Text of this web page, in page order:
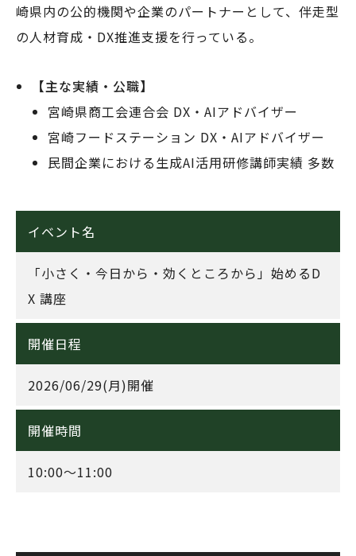
崎県内の公的機関や企業のパートナーとして、伴走型
の人材育成・DX推進支援を行っている。
【主な実績・公職】
宮崎県商工会連合会 DX・AIアドバイザー
宮崎フードステーション DX・AIアドバイザー
民間企業における生成AI活用研修講師実績 多数
イベント名
「小さく・今日から・効くところから」始めるD
X 講座
開催日程
2026/06/29(月)開催
開催時間
10:00～11:00